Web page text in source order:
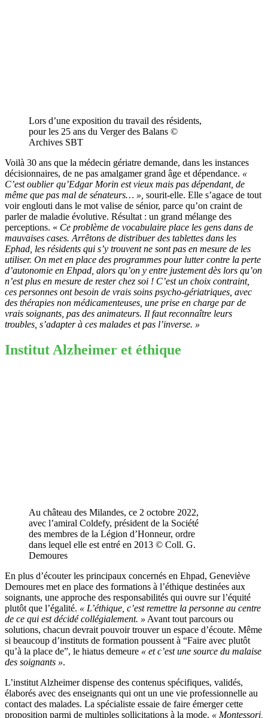
Lors d’une exposition du travail des résidents,
pour les 25 ans du Verger des Balans ©
Archives SBT
Voilà 30 ans que la médecin gériatre demande, dans les instances
décisionnaires, de ne pas amalgamer grand âge et dépendance. «
C’est oublier qu’Edgar Morin est vieux mais pas dépendant, de
même que pas mal de sénateurs… », sourit-elle. Elle s’agace de tout
voir englouti dans le mot valise de sénior, parce qu’on craint de
parler de maladie évolutive. Résultat : un grand mélange des
perceptions. « Ce problème de vocabulaire place les gens dans de
mauvaises cases. Arrêtons de distribuer des tablettes dans les
Ephad, les résidents qui s’y trouvent ne sont pas en mesure de les
utiliser. On met en place des programmes pour lutter contre la perte
d’autonomie en Ehpad, alors qu’on y entre justement dès lors qu’on
n’est plus en mesure de rester chez soi ! C’est un choix contraint,
ces personnes ont besoin de vrais soins psycho-gériatriques, avec
des thérapies non médicamenteuses, une prise en charge par de
vrais soignants, pas des animateurs. Il faut reconnaître leurs
troubles, s’adapter à ces malades et pas l’inverse. »
Institut Alzheimer et éthique
Au château des Milandes, ce 2 octobre 2022,
avec l’amiral Coldefy, président de la Société
des membres de la Légion d’Honneur, ordre
dans lequel elle est entré en 2013 © Coll. G.
Demoures
En plus d’écouter les principaux concernés en Ehpad, Geneviève
Demoures met en place des formations à l’éthique destinées aux
soignants, une approche des responsabilités qui ouvre sur l’équité
plutôt que l’égalité. « L’éthique, c’est remettre la personne au centre
de ce qui est décidé collégialement. » Avant tout parcours ou
solutions, chacun devrait pouvoir trouver un espace d’écoute. Même
si beaucoup d’instituts de formation poussent à “Faire avec plutôt
qu’à la place de”, le hiatus demeure « et c’est une source du malaise
des soignants ».
L’institut Alzheimer dispense des contenus spécifiques, validés,
élaborés avec des enseignants qui ont un une vie professionnelle au
contact des malades. La spécialiste essaie de faire émerger cette
proposition parmi de multiples sollicitations à la mode. « Montessori,